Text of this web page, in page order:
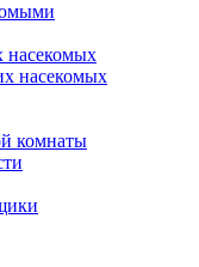
насекомых
насекомых
комнаты